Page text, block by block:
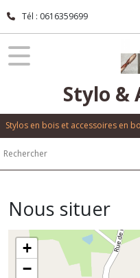
Tél : 0616359699
Stylo &
Stylos en bois et accessoires en
Nous situer
+
−